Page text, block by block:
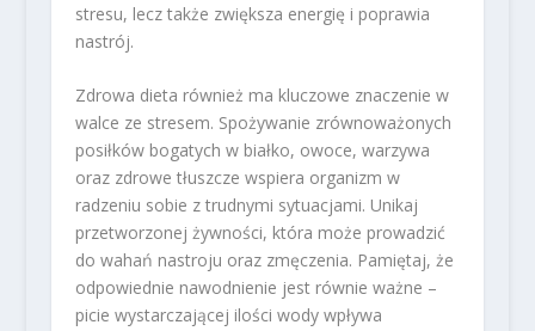
stresu, lecz także zwiększa energię i poprawia
nastrój.
Zdrowa dieta również ma kluczowe znaczenie w
walce ze stresem. Spożywanie zrównoważonych
posiłków bogatych w białko, owoce, warzywa
oraz zdrowe tłuszcze wspiera organizm w
radzeniu sobie z trudnymi sytuacjami. Unikaj
przetworzonej żywności, która może prowadzić
do wahań nastroju oraz zmęczenia. Pamiętaj, że
odpowiednie nawodnienie jest równie ważne –
picie wystarczającej ilości wody wpływa